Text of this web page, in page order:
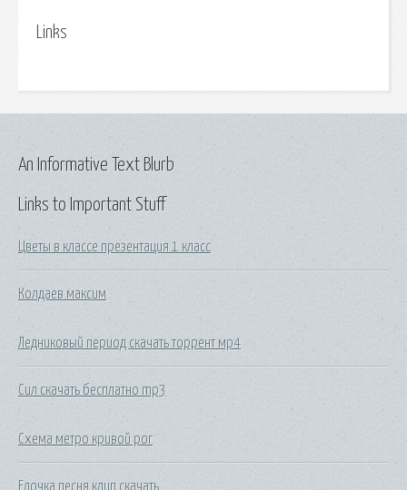
Links
Links to Important Stuff
Цветы в классе презентация 1 класс
Колдаев максим
Ледниковый период скачать торрент мр4
Сил скачать бесплатно mp3
Схема метро кривой рог
Елочка песня клип скачать
An Informative Text Blurb